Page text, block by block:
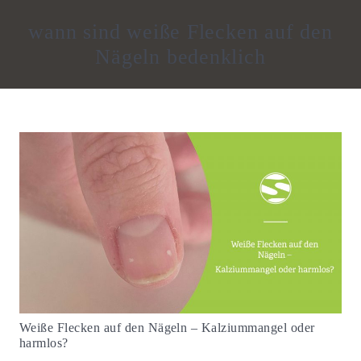
wann sind weiße Flecken auf den
Nägeln bedenklich
Weiße Flecken auf den Nägeln – Kalziummangel oder
harmlos?